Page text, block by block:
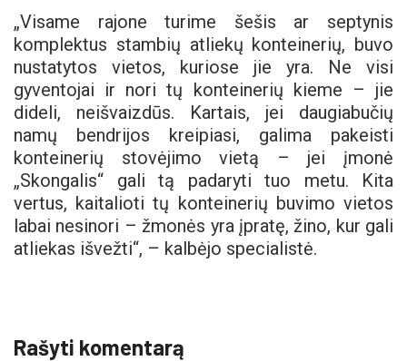
„Visame rajone turime šešis ar septynis
komplektus stambių atliekų konteinerių, buvo
nustatytos vietos, kuriose jie yra. Ne visi
gyventojai ir nori tų konteinerių kieme – jie
dideli, neišvaizdūs. Kartais, jei daugiabučių
namų bendrijos kreipiasi, galima pakeisti
konteinerių stovėjimo vietą – jei įmonė
„Skongalis“ gali tą padaryti tuo metu. Kita
vertus, kaitalioti tų konteinerių buvimo vietos
labai nesinori – žmonės yra įpratę, žino, kur gali
atliekas išvežti“, – kalbėjo specialistė.
Rašyti komentarą